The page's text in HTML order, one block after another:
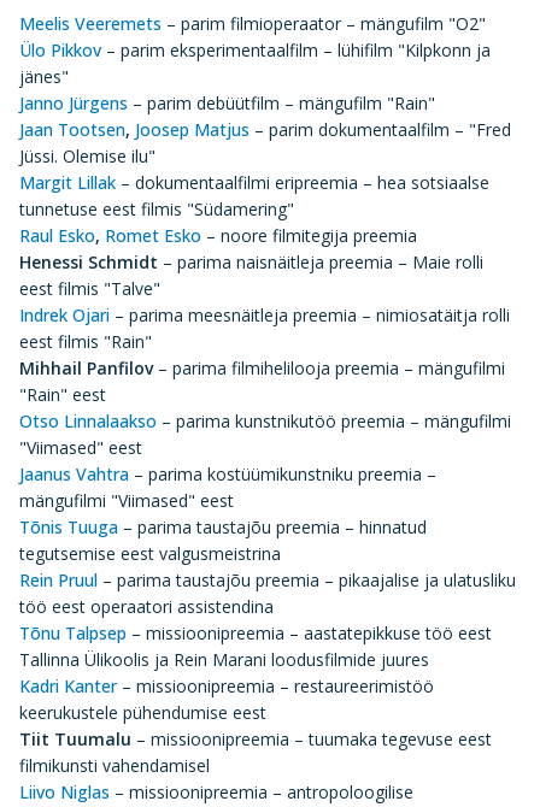
Meelis Veeremets – parim filmioperaator – mängufilm "O2"
Ülo Pikkov – parim eksperimentaalfilm – lühifilm "Kilpkonn ja
jänes"
Janno Jürgens – parim debüütfilm – mängufilm "Rain"
Jaan Tootsen, Joosep Matjus – parim dokumentaalfilm – "Fred
Jüssi. Olemise ilu"
Margit Lillak – dokumentaalfilmi eripreemia – hea sotsiaalse
tunnetuse eest filmis "Südamering"
Raul Esko, Romet Esko – noore filmitegija preemia
Henessi Schmidt – parima naisnäitleja preemia – Maie rolli
eest filmis "Talve"
Indrek Ojari – parima meesnäitleja preemia – nimiosatäitja rolli
eest filmis "Rain"
Mihhail Panfilov – parima filmihelilooja preemia – mängufilmi
"Rain" eest
Otso Linnalaakso – parima kunstnikutöö preemia – mängufilmi
"Viimased" eest
Jaanus Vahtra – parima kostüümikunstniku preemia –
mängufilmi "Viimased" eest
Tõnis Tuuga – parima taustajõu preemia – hinnatud
tegutsemise eest valgusmeistrina
Rein Pruul – parima taustajõu preemia – pikaajalise ja ulatusliku
töö eest operaatori assistendina
Tõnu Talpsep – missioonipreemia – aastatepikkuse töö eest
Tallinna Ülikoolis ja Rein Marani loodusfilmide juures
Kadri Kanter– missioonipreemia – restaureerimistöö
keerukustele pühendumise eest
Tiit Tuumalu – missioonipreemia – tuumaka tegevuse eest
filmikunsti vahendamisel
Liivo Niglas – missioonipreemia – antropoloogilise